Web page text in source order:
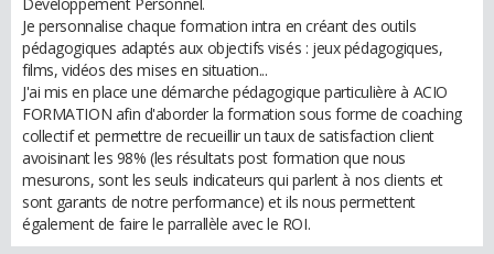
Je personnalise chaque formation intra en créant des outils
pédagogiques adaptés aux objectifs visés : jeux pédagogiques,
films, vidéos des mises en situation...
J'ai mis en place une démarche pédagogique particulière à ACIO
FORMATION afin d'aborder la formation sous forme de coaching
collectif et permettre de recueillir un taux de satisfaction client
avoisinant les 98% (les résultats post formation que nous
mesurons, sont les seuls indicateurs qui parlent à nos clients et
sont garants de notre performance) et ils nous permettent
également de faire le parrallèle avec le ROI.